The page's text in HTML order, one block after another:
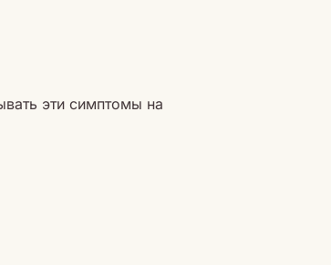
эти симптомы на